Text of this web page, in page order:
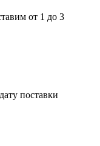
от 1 до 3
поставки